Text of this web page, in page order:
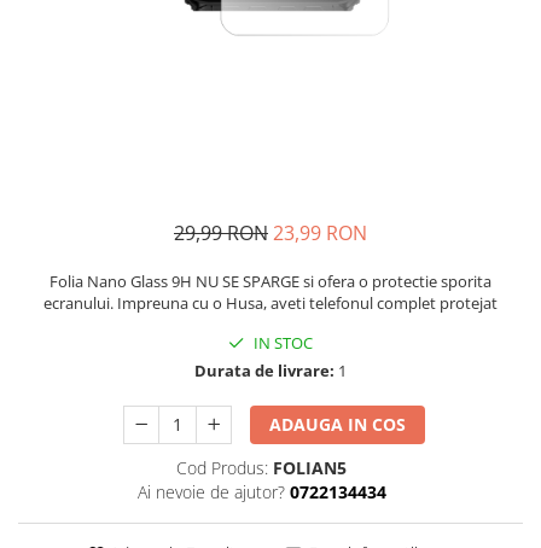
29,99 RON23,99 RON
Folia Nano Glass 9H NU SE SPARGE si ofera o protectie sporita
ecranului. Impreuna cu o Husa, aveti telefonul complet protejat
IN STOC
Durata de livrare: 1
ADAUGA IN COS
Cod Produs: FOLIAN5
Ai nevoie de ajutor? 0722134434